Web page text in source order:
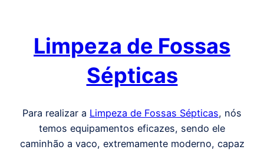
Limpeza de Fossas
Sépticas
Para realizar a Limpeza de Fossas Sépticas, nós
temos equipamentos eficazes, sendo ele
caminhão a vaco, extremamente moderno, capaz